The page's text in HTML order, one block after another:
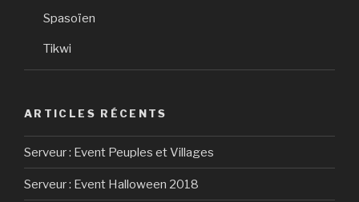
Spasoïen
Tikwi
ARTICLES RÉCENTS
Serveur : Event Peuples et Villages
Serveur : Event Halloween 2018